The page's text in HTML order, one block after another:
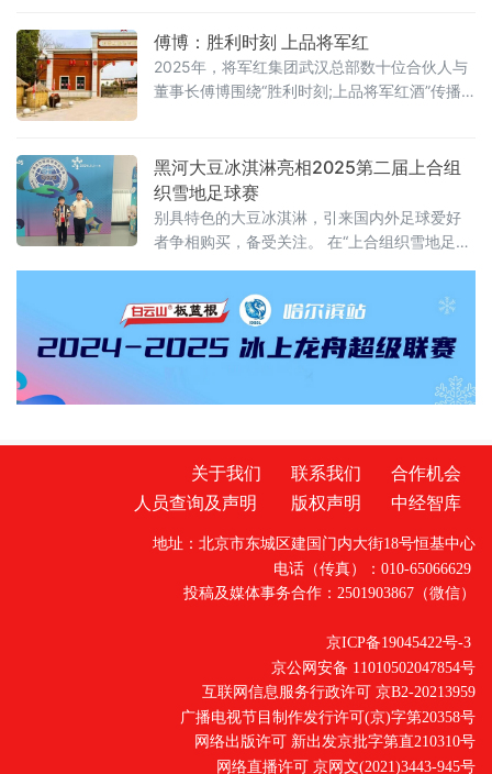
出，成为湖南省重点电瓷生产企业。该公司坐
落于醴陵市，占地面积达9万多平方米。
傅博：胜利时刻 上品将军红
2025年，将军红集团武汉总部数十位合伙人与
董事长傅博围绕“胜利时刻;上品将军红酒”传播
西北角不到百公里的湖北麻城将军红酿酒有限
公司内生产线满负荷生产，春节期间日均产量
达16吨。统计数据表明，2025年一季度，将军
红集团实现产销“开门红”，实现年产量5000吨
黑河大豆冰淇淋亮相2025第二届上合组
织雪地足球赛
别具特色的大豆冰淇淋，引来国内外足球爱好
者争相购买，备受关注。 在“上合组织雪地足球
展柜前排起长队，只为品尝打卡这一来自高纬
寒地的“黑河味道”。“近年来，我们以黑河非转
关于我们 联系我们
合作机会
人员查询及声明
版权声明 中经智库
地址：北京市东城区建国门内大街18号恒基中心
电话（传真）：010-65066629
投稿及媒体事务合作：2501903867（微信）
京ICP备19045422号-3
京公网安备 11010502047854号
互联网信息服务行政许可 京B2-20213959
广播电视节目制作发行许可(京)字第20358号
网络出版许可 新出发京批字第直210310号
网络直播许可 京网文(2021)3443-945号